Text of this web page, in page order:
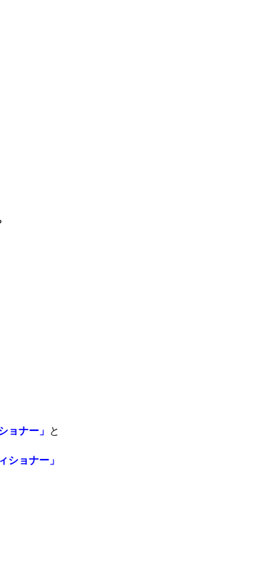
ョナー」 と
ショナー」